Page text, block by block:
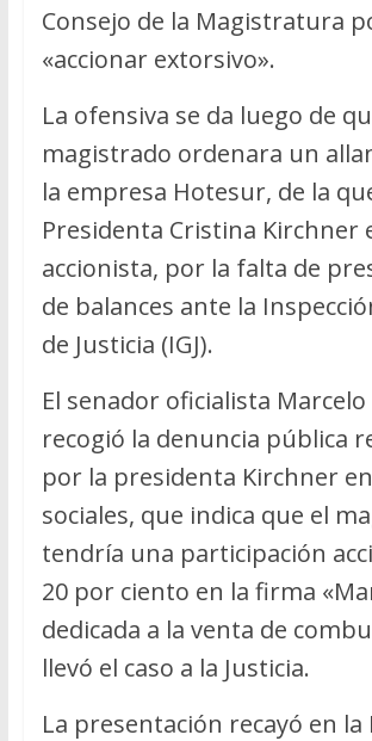
Consejo de la Magistratura
«accionar extorsivo».
La ofensiva se da luego de
magistrado ordenara un
la empresa Hotesur, de la
Presidenta Cristina Kirchner
accionista, por la falta de
de balances ante la
de Justicia (IGJ).
El senador oficialista
recogió la denuncia pública
por la presidenta Kirchner
sociales, que indica que el
tendría una participación
20 por ciento en la firma
dedicada a la venta de
llevó el caso a la Justicia.
La presentación recayó en la